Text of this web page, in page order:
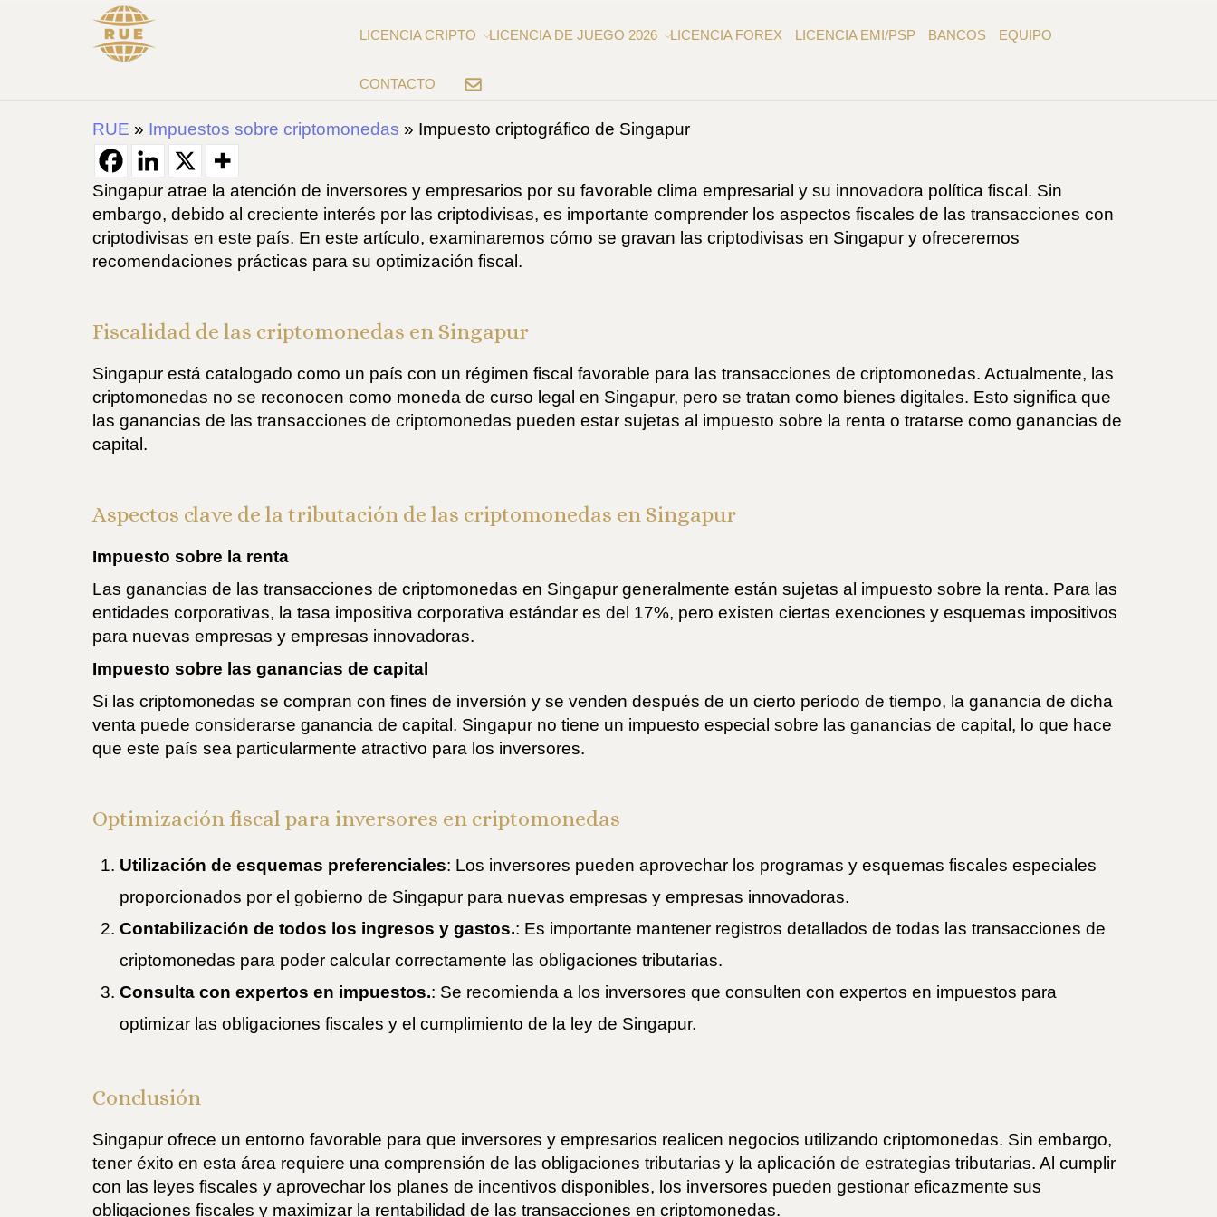
LICENCIA CRIPTO LICENCIA DE JUEGO 2026 LICENCIA FOREX LICENCIA EMI/PSP BANCOS EQUIPO
CONTACTO
RUE » Impuestos sobre criptomonedas » Impuesto criptográfico de Singapur
Singapur atrae la atención de inversores y empresarios por su favorable clima empresarial y su innovadora política fiscal. Sin
embargo, debido al creciente interés por las criptodivisas, es importante comprender los aspectos fiscales de las transacciones con
criptodivisas en este país. En este artículo, examinaremos cómo se gravan las criptodivisas en Singapur y ofreceremos
recomendaciones prácticas para su optimización fiscal.
Fiscalidad de las criptomonedas en Singapur
Singapur está catalogado como un país con un régimen fiscal favorable para las transacciones de criptomonedas. Actualmente, las
criptomonedas no se reconocen como moneda de curso legal en Singapur, pero se tratan como bienes digitales. Esto significa que
las ganancias de las transacciones de criptomonedas pueden estar sujetas al impuesto sobre la renta o tratarse como ganancias de
capital.
Aspectos clave de la tributación de las criptomonedas en Singapur
Impuesto sobre la renta
Las ganancias de las transacciones de criptomonedas en Singapur generalmente están sujetas al impuesto sobre la renta. Para las
entidades corporativas, la tasa impositiva corporativa estándar es del 17%, pero existen ciertas exenciones y esquemas impositivos
para nuevas empresas y empresas innovadoras.
Impuesto sobre las ganancias de capital
Si las criptomonedas se compran con fines de inversión y se venden después de un cierto período de tiempo, la ganancia de dicha
venta puede considerarse ganancia de capital. Singapur no tiene un impuesto especial sobre las ganancias de capital, lo que hace
que este país sea particularmente atractivo para los inversores.
Optimización fiscal para inversores en criptomonedas
Utilización de esquemas preferenciales: Los inversores pueden aprovechar los programas y esquemas fiscales especiales
proporcionados por el gobierno de Singapur para nuevas empresas y empresas innovadoras.
Contabilización de todos los ingresos y gastos.: Es importante mantener registros detallados de todas las transacciones de
criptomonedas para poder calcular correctamente las obligaciones tributarias.
Consulta con expertos en impuestos.: Se recomienda a los inversores que consulten con expertos en impuestos para
optimizar las obligaciones fiscales y el cumplimiento de la ley de Singapur.
Conclusión
Singapur ofrece un entorno favorable para que inversores y empresarios realicen negocios utilizando criptomonedas. Sin embargo,
tener éxito en esta área requiere una comprensión de las obligaciones tributarias y la aplicación de estrategias tributarias. Al cumplir
con las leyes fiscales y aprovechar los planes de incentivos disponibles, los inversores pueden gestionar eficazmente sus
obligaciones fiscales y maximizar la rentabilidad de las transacciones en criptomonedas.